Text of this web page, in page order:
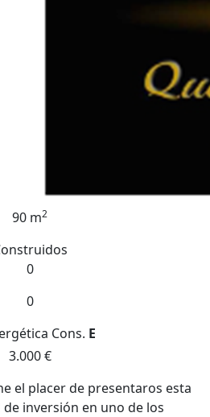
90 m2
0
0
Cons. E
3.000 €
el placer de presentaros esta
inversión en uno de los